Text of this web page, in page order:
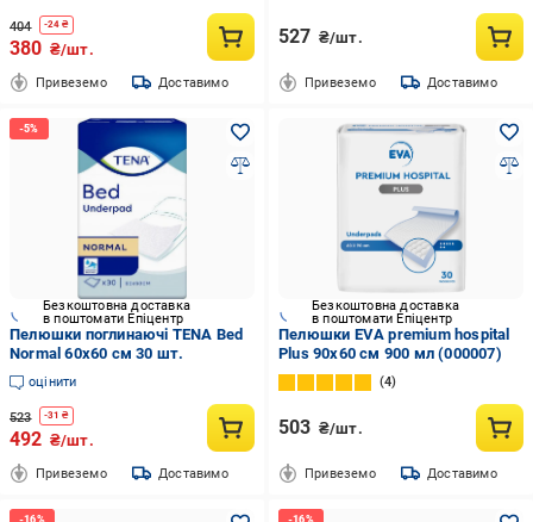
404 -24 ₴
380 ₴/шт.
Привеземо Доставимо
527 ₴/шт.
Привеземо Доставимо
Безкоштовна доставка
в поштомати Епіцентр
Пелюшки поглинаючі TENA Bed
Normal 60х60 см 30 шт.
оцінити
523 -31 ₴
492 ₴/шт.
Привеземо Доставимо
Безкоштовна доставка
в поштомати Епіцентр
Пелюшки EVA premium hospital
Plus 90х60 см 900 мл (000007)
4
503 ₴/шт.
Привеземо Доставимо